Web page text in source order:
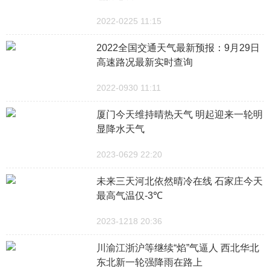
2022-0225 11:15
2022全国交通天气最新预报：9月29日
高速路况最新实时查询
2022-0930 11:11
厦门今天维持晴热天气 明起迎来一轮明
显降水天气
2023-0629 22:20
未来三天河北依然晴冷在线 石家庄今天
最高气温仅-3℃
2023-1218 20:36
川渝江浙沪等继续“焰”气逼人 西北华北
东北新一轮强降雨在路上